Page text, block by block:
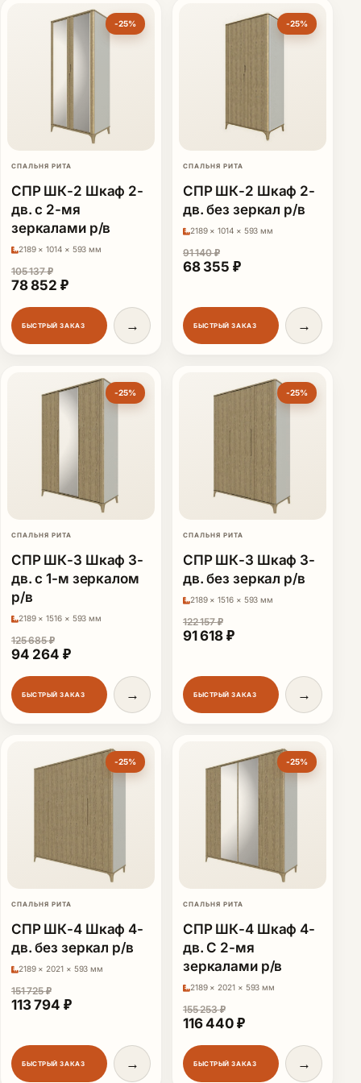
-25%
СПАЛЬНЯ РИТА
СПР ШК-2 Шкаф 2-
дв. с 2-мя
зеркалами р/в
2189 × 1014 × 593 мм
105 137₽
Первоначальная цена составляла 105 137 ₽.
78 852 ₽Текущая цена: 78 852 ₽.
БЫСТРЫЙ ЗАКАЗ →
-25%
СПАЛЬНЯ РИТА
СПР ШК-2 Шкаф 2-
дв. без зеркал р/в
2189 × 1014 × 593 мм
91 140₽
Первоначальная цена
68 355 ₽Текущая цена:
БЫСТРЫЙ ЗАКАЗ →
-25%
СПАЛЬНЯ РИТА
СПР ШК-3 Шкаф 3-
дв. с 1-м зеркалом
р/в
2189 × 1516 × 593 мм
125 685₽
Первоначальная цена составляла 125 685 ₽.
94 264 ₽Текущая цена: 94 264 ₽.
БЫСТРЫЙ ЗАКАЗ →
-25%
СПАЛЬНЯ РИТА
СПР ШК-3 Шкаф 3-
дв. без зеркал р/в
2189 × 1516 × 593 мм
122 157₽
Первоначальная цена
91 618 ₽Текущая цена: 91
БЫСТРЫЙ ЗАКАЗ →
-25%
СПАЛЬНЯ РИТА
СПР ШК-4 Шкаф 4-
дв. без зеркал р/в
2189 × 2021 × 593 мм
151 725₽
Первоначальная цена составляла 151 725 ₽.
113 794 ₽Текущая цена: 113 794 ₽.
БЫСТРЫЙ ЗАКАЗ →
-25%
СПАЛЬНЯ РИТА
СПР ШК-4 Шкаф 4-
дв. С 2-мя
зеркалами р/в
2189 × 2021 × 593 мм
155 253₽
Первоначальная цена
116 440 ₽Текущая цена:
БЫСТРЫЙ ЗАКАЗ →